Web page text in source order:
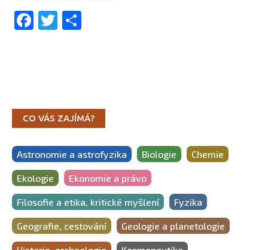
Facebook
Twitter
CO VÁS ZAJÍMÁ?
Astronomie a astrofyzika Biologie Chemie
Ekologie Ekonomie a právo
Filosofie a etika, kritické myšlení Fyzika
Geografie, cestování Geologie a planetologie